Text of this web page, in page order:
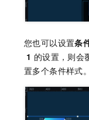
您也可以设置条
1 的设置，则会
置多个条件样式。